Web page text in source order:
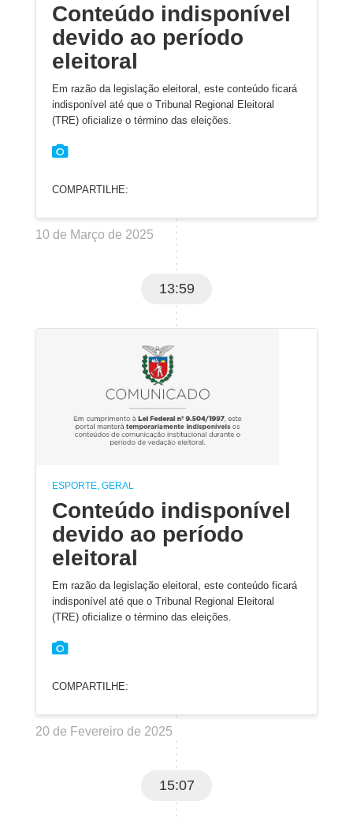
Conteúdo indisponível
devido ao período
eleitoral
Em razão da legislação eleitoral, este conteúdo ficará
indisponível até que o Tribunal Regional Eleitoral
(TRE) oficialize o término das eleições.
COMPARTILHE:
10 de Março de 2025
13:59
ESPORTE, GERAL
Conteúdo indisponível
devido ao período
eleitoral
Em razão da legislação eleitoral, este conteúdo ficará
indisponível até que o Tribunal Regional Eleitoral
(TRE) oficialize o término das eleições.
COMPARTILHE:
20 de Fevereiro de 2025
15:07